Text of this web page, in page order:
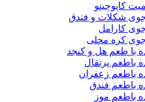
کاپوچینو
شکلات و فندق
کارامل
کره محلی
با طعم هل و کنجد
باطعم پرتقال
باطعم زعفران
باطعم فندق
باطعم موز